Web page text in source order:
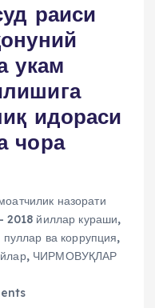
раиси
укам
идораси
чора
назорати
2018 йиллар кураши,
пуллар ва коррупция,
, ЧИРМОВУҚЛАР